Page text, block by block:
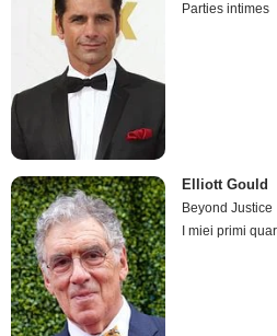
Parties intimes
Elliott Gould
Beyond Justice
I miei primi